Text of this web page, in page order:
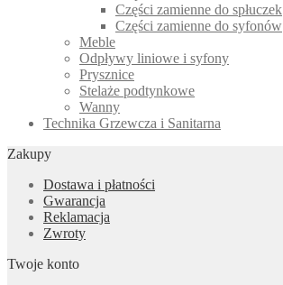
Części zamienne do spłuczek
Części zamienne do syfonów
Meble
Odpływy liniowe i syfony
Prysznice
Stelaże podtynkowe
Wanny
Technika Grzewcza i Sanitarna
Zakupy
Dostawa i płatności
Gwarancja
Reklamacja
Zwroty
Twoje konto